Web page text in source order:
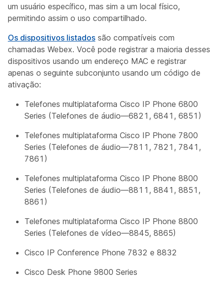
um usuário específico, mas sim a um local físico,
permitindo assim o uso compartilhado.
Os dispositivos listados são compatíveis com
chamadas Webex. Você pode registrar a maioria desses
dispositivos usando um endereço MAC e registrar
apenas o seguinte subconjunto usando um código de
ativação:
Telefones multiplataforma Cisco IP Phone 6800
Series (Telefones de áudio—6821, 6841, 6851)
Telefones multiplataforma Cisco IP Phone 7800
Series (Telefones de áudio—7811, 7821, 7841,
7861)
Telefones multiplataforma Cisco IP Phone 8800
Series (Telefones de áudio—8811, 8841, 8851,
8861)
Telefones multiplataforma Cisco IP Phone 8800
Series (Telefones de vídeo—8845, 8865)
Cisco IP Conference Phone 7832 e 8832
Cisco Desk Phone 9800 Series